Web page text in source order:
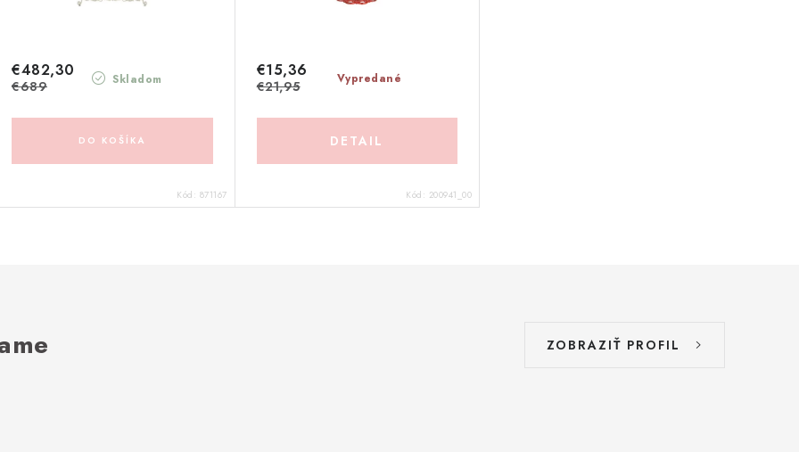
Skladom
€482,30
€689
DO KOŠÍKA
Kód: 871167
Vypredané
€15,36
€21,95
DETAIL
Kód: 200941_00
ZOBRAZIŤ PROFIL